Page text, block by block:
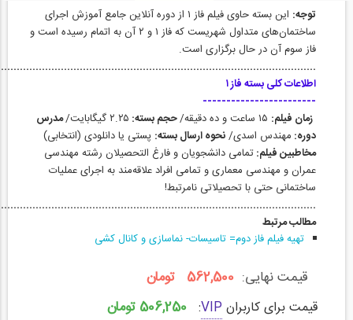
توجه:
این بسته حاوی فیلم فاز ۱ از دوره آنلاین جامع آموزش اجرای
ساختمان‌های متداول شهریست که فاز ۱ و ۲ آن به اتمام رسیده است و
فاز سوم آن در حال برگزاری است‌.
اطلاعات کلی بسته فاز ۱
------------------------
زمان فیلم:
حجم بسته: ۲.۲۵ گیگابایت/
مدرس
دوره: مهندس اسدی/نحوه ارسال بسته: پستی یا دانلودی (انتخابی)
مخاطبین فیلم:تمامی دانشجویان و فارغ التحصیلان رشته مهندسی
عمران و مهندسی معماری و تمامی افراد علاقه‌مند به اجرای عملیات
ساختمانی حتی با تحصیلاتی نامرتبط!
مطالب مرتبط
تهیه فیلم فاز دوم= تاسیسات- نماسازی و کانال کشی
قیمت نهایی: 562,500 تومان
قیمت برای کاربران VIP
: 506,250 تومان